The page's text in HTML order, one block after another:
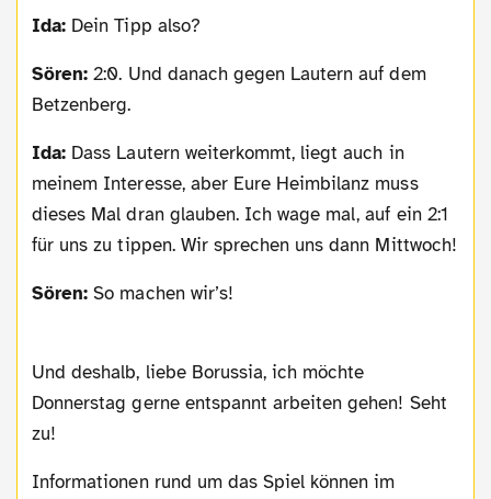
Ida: Dein Tipp also?
Sören: 2:0. Und danach gegen Lautern auf dem
Betzenberg.
Ida: Dass Lautern weiterkommt, liegt auch in
meinem Interesse, aber Eure Heimbilanz muss
dieses Mal dran glauben. Ich wage mal, auf ein 2:1
für uns zu tippen. Wir sprechen uns dann Mittwoch!
Sören: So machen wir’s!
Und deshalb, liebe Borussia, ich möchte
Donnerstag gerne entspannt arbeiten gehen! Seht
zu!
Informationen rund um das Spiel können im